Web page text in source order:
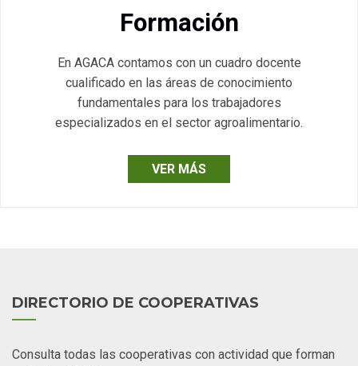
Formación
En AGACA contamos con un cuadro docente
cualificado en las áreas de conocimiento
fundamentales para los trabajadores
especializados en el sector agroalimentario.
VER MÁS
DIRECTORIO DE COOPERATIVAS
Consulta todas las cooperativas con actividad que forman